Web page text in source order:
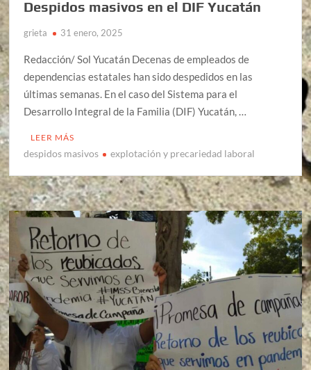
Despidos masivos en el DIF Yucatán
grieta 31 enero, 2025
Redacción/ Sol Yucatán Decenas de empleados de
dependencias estatales han sido despedidos en las
últimas semanas. En el caso del Sistema para el
Desarrollo Integral de la Familia (DIF) Yucatán, …
LEER MÁS
despidos masivos explotación y precariedad laboral